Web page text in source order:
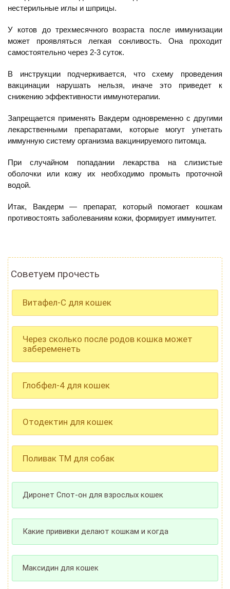
нестерильные иглы и шприцы.
У котов до трехмесячного возраста после иммунизации
может проявляться легкая сонливость. Она проходит
самостоятельно через 2-3 суток.
В инструкции подчеркивается, что схему проведения
вакцинации нарушать нельзя, иначе это приведет к
снижению эффективности иммунотерапии.
Запрещается применять Вакдерм одновременно с другими
лекарственными препаратами, которые могут угнетать
иммунную систему организма вакцинируемого питомца.
При случайном попадании лекарства на слизистые
оболочки или кожу их необходимо промыть проточной
водой.
Итак, Вакдерм — препарат, который помогает кошкам
противостоять заболеваниям кожи, формирует иммунитет.
Советуем прочесть
Витафел-С для кошек
Через сколько после родов кошка может
забеременеть
Глобфел-4 для кошек
Отодектин для кошек
Поливак ТМ для собак
Диронет Спот-он для взрослых кошек
Какие прививки делают кошкам и когда
Максидин для кошек